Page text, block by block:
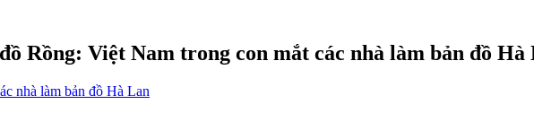
Rồng: Việt Nam trong con mắt các nhà làm bản đồ Hà